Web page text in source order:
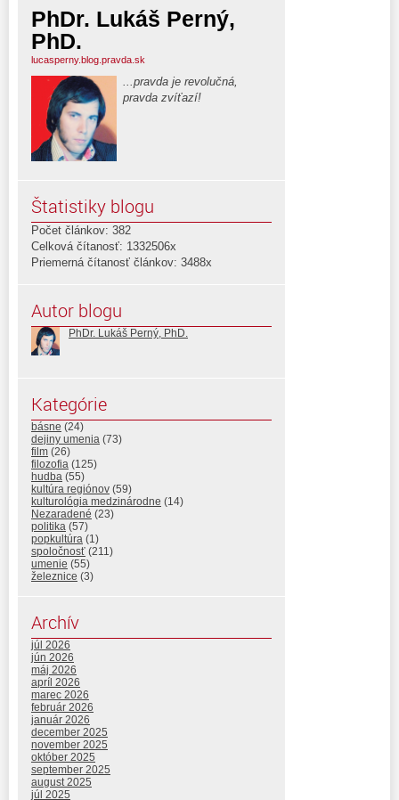
PhDr. Lukáš Perný,
PhD.
lucasperny.blog.pravda.sk
...pravda je revolučná,
pravda zvíťazí!
Štatistiky blogu
Počet článkov: 382
Celková čítanosť: 1332506x
Priemerná čítanosť článkov: 3488x
Autor blogu
PhDr. Lukáš Perný, PhD.
Kategórie
básne (24)
dejiny umenia (73)
film (26)
filozofia (125)
hudba (55)
kultúra regiónov (59)
kulturológia medzinárodne (14)
Nezaradené (23)
politika (57)
popkultúra (1)
spoločnosť (211)
umenie (55)
železnice (3)
Archív
júl 2026
jún 2026
máj 2026
apríl 2026
marec 2026
február 2026
január 2026
december 2025
november 2025
október 2025
september 2025
august 2025
júl 2025